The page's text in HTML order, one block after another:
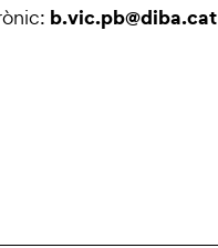
b.vic.pb@diba.cat